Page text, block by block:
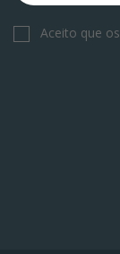
Aceito que